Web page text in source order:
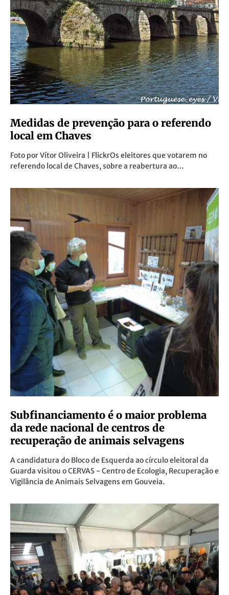
Medidas de prevenção para o referendo
local em Chaves
Foto por Vítor Oliveira | FlickrOs eleitores que votarem no
referendo local de Chaves, sobre a reabertura ao…
Subfinanciamento é o maior problema
da rede nacional de centros de
recuperação de animais selvagens
A candidatura do Bloco de Esquerda ao círculo eleitoral da
Guarda visitou o CERVAS - Centro de Ecologia, Recuperação e
Vigilância de Animais Selvagens em Gouveia.